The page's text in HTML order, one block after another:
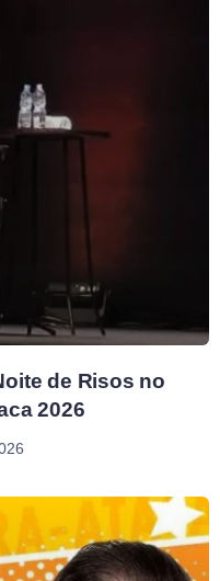
de Risos no
2026